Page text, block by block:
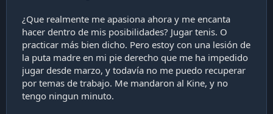
¿Que realmente me apasiona ahora y me encanta
hacer dentro de mis posibilidades? Jugar tenis. O
practicar más bien dicho. Pero estoy con una lesión de
la puta madre en mi pie derecho que me ha impedido
jugar desde marzo, y todavía no me puedo recuperar
por temas de trabajo. Me mandaron al Kine, y no
tengo ningun minuto.